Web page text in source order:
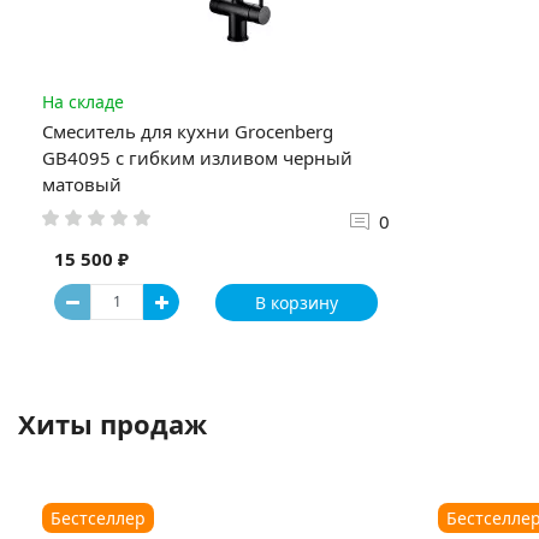
На складе
Смеситель для кухни Grocenberg
GB4095 с гибким изливом черный
матовый
0
15 500 ₽
В корзину
Хиты продаж
Бестселлер Бестселлер